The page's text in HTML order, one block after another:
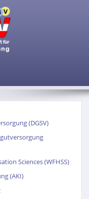
(DGSV)
Sciences (WFHSS)
(AKI)